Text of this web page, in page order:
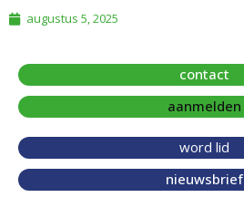
augustus 5, 2025
contact
aanmelden
word lid
nieuwsbrief